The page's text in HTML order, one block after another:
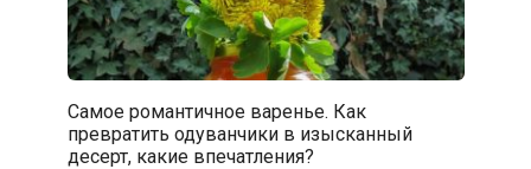
Самое романтичное варенье. Как
превратить одуванчики в изысканный
десерт, какие впечатления?